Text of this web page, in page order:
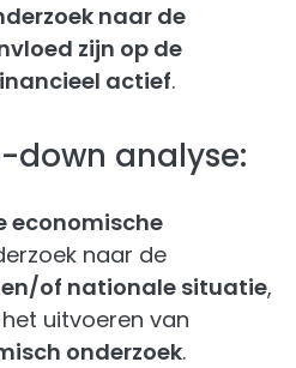
naar de
zijn op de
actief.
down analyse:
economische
naar de
of nationale situatie,
uitvoeren van
onderzoek.